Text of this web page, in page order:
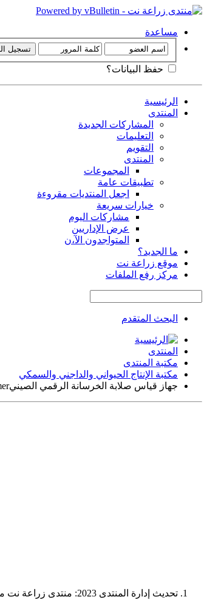
مساعدة
حفظ البيانات؟
الرئيسية
المنتدى
المشاركات الجديدة
التعليمات
التقويم
المنتدى
المجموعات
تطبيقات عامة
اجعل المنتديات مقروءة
خيارات سريعة
مشاركات اليوم
عرض الإداريين
المتواجدون الآ،ن
ما الجديد؟
موقع زراعة نت
مركز رفع الملفات
البحث المتقدم
المنتدى
مكتبة المنتدى
مكتبة الإنتاج الحيواني والداجني والسمكي
جهاز قياس صلابة الخرسانة الرقمي الصينيDigital Concrete Schmidt Hammer
تحديث إدارة المنتدى 2023: منتدى زراعة نت مفتوح حاليا للقراءة فقط، ولا يقبل مشاركات جديدة. يمكنكم استخدام الشريط الظاهر أعلاه للبحث في كافة مواضيع المدوّنة والمنتدى.